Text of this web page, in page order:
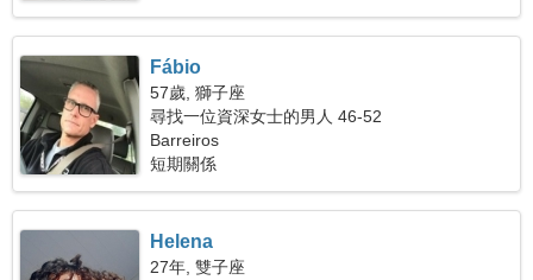
Fábio
57歲, 獅子座
尋找一位資深女士的男人 46-52
Barreiros
短期關係
Helena
27年, 雙子座